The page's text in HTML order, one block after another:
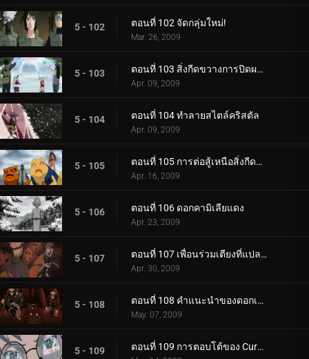
5 - 102 ตอนที่ 102 จัดกลุ่มใหม่!
Mar. 26, 2009
5 - 103 ตอนที่ 103 สิ่งกีดขวางการปิดผนึกสี่มุม
Apr. 09, 2009
5 - 104 ตอนที่ 104 ทำลายสไตล์คริสตัล
Apr. 09, 2009
5 - 105 ตอนที่ 105 การต่อสู้เหนือสิ่งกีดขวาง
Apr. 16, 2009
5 - 106 ตอนที่ 106 ดอกคามิเลียแดง
Apr. 23, 2009
5 - 107 ตอนที่ 107 เพื่อนร่วมเตียงที่แปลกประหลาด
Apr. 30, 2009
5 - 108 ตอนที่ 108 คำแนะนำของดอกเคมีเลีย
May. 07, 2009
5 - 109 ตอนที่ 109 การตอบโต้ของ Curse Mark